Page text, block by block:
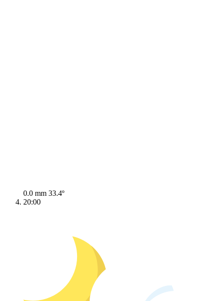
0.0 mm 33.4º
20:00